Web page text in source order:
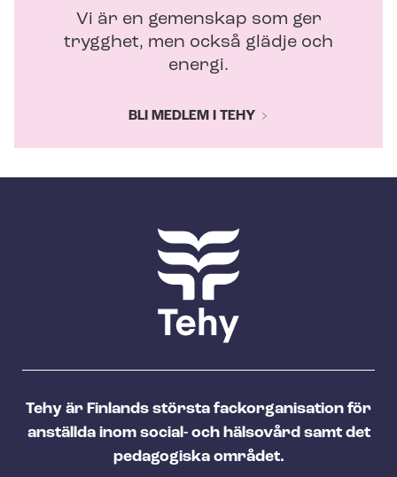
Vi är en gemenskap som ger
trygghet, men också glädje och
energi.
BLI MEDLEM I TEHY
Tehy är Finlands största fackorganisation för
anställda inom social- och hälsovård samt det
pedagogiska området.